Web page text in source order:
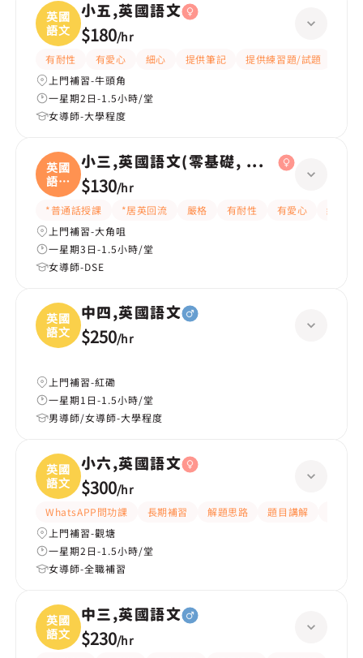
英國
語文
小五,英國語文
$180/hr
有耐性 有愛心 細心 提供筆記 提供練習題/試題
上門補習-牛頭角
一星期2日-1.5小時/堂
女導師-大學程度
英國
語文
(
小三,英國語文(零基礎, 會話)
$130/hr
*普通話授課 *居英回流 嚴格 有耐性 有愛心
細心
上門補習-大角咀
一星期3日-1.5小時/堂
女導師-DSE
英國
語文
中四,英國語文
$250/hr
上門補習-紅磡
一星期1日-1.5小時/堂
男導師/女導師-大學程度
英國
語文
小六,英國語文
$300/hr
WhatsAPP問功課 長期補習 解題思路 題目講解
上門補習-觀塘
一星期2日-1.5小時/堂
女導師-全職補習
英國
語文
中三,英國語文
$230/hr